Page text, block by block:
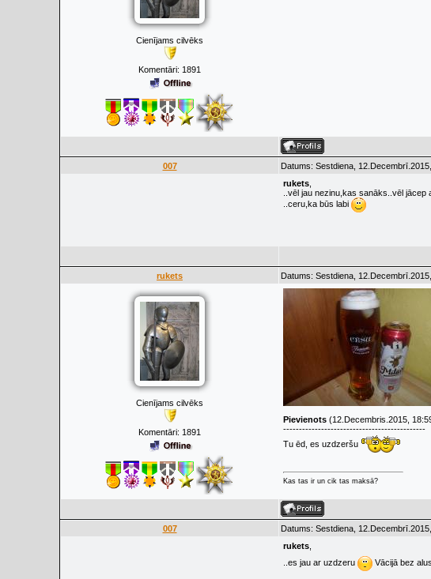
Cienījams cilvēks
Komentāri: 1891
007 Datums: Sestdiena,
rukets
..vēl jau nezinu,kas sanāks..vēl jācep
..ceru,ka būs labi
rukets Datums: Sestdiena,
Cienījams cilvēks
Komentāri: 1891
Pievienots (12.Decembris.2015,
---------------------------------------------
Tu ēd, es uzdzeršu
Kas tas ir un cik tas maksā?
007 Datums: Sestdiena,
rukets
..es jau ar uzdzeru
Vācijā bez